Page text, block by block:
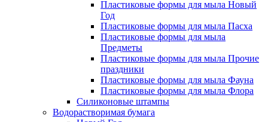
Пластиковые формы для мыла Новый
Год
Пластиковые формы для мыла Пасха
Пластиковые формы для мыла
Предметы
Пластиковые формы для мыла Прочие
праздники
Пластиковые формы для мыла Фауна
Пластиковые формы для мыла Флора
Силиконовые штампы
Водорастворимая бумага